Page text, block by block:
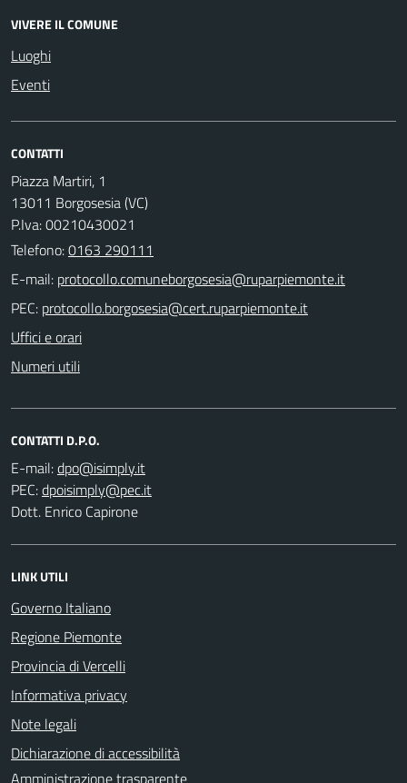
VIVERE IL COMUNE
Luoghi
Eventi
CONTATTI
Piazza Martiri, 1
13011 Borgosesia (VC)
P.Iva: 00210430021
Telefono:0163 290111
E-mail:
PEC:
Uffici e orari
Numeri utili
CONTATTI D.P.O.
E-mail:
PEC:
Dott. Enrico Capirone
LINK UTILI
Governo Italiano
Regione Piemonte
Provincia di Vercelli
Informativa privacy
Note legali
Dichiarazione di accessibilità
Amministrazione trasparente